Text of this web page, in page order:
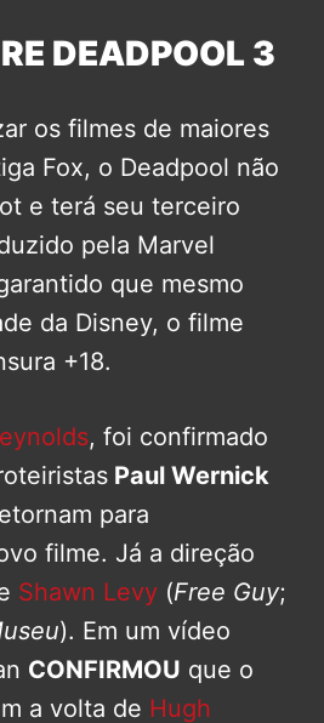
DEADPOOL 3
os filmes de maiores
Fox, o Deadpool não
e terá seu terceiro
pela Marvel
que mesmo
da Disney, o filme
+18.
, foi confirmado
Paul Wernick
para
filme. Já a direção
Shawn Levy (Free Guy;
). Em um vídeo
CONFIRMOU que o
a volta de Hugh